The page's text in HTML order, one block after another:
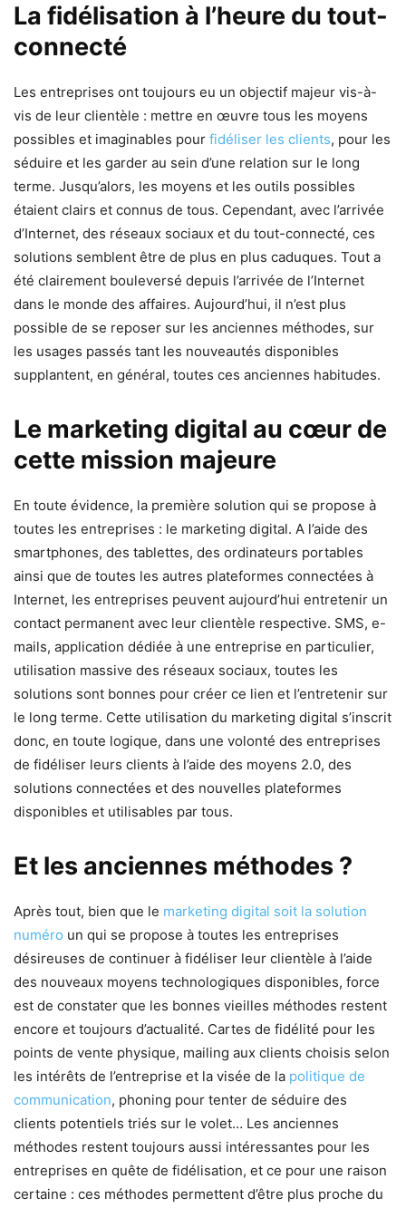
La fidélisation à l’heure du tout-
connecté
Les entreprises ont toujours eu un objectif majeur vis-à-
vis de leur clientèle : mettre en œuvre tous les moyens
possibles et imaginables pour fidéliser les clients, pour les
séduire et les garder au sein d’une relation sur le long
terme. Jusqu’alors, les moyens et les outils possibles
étaient clairs et connus de tous. Cependant, avec l’arrivée
d’Internet, des réseaux sociaux et du tout-connecté, ces
solutions semblent être de plus en plus caduques. Tout a
été clairement bouleversé depuis l’arrivée de l’Internet
dans le monde des affaires. Aujourd’hui, il n’est plus
possible de se reposer sur les anciennes méthodes, sur
les usages passés tant les nouveautés disponibles
supplantent, en général, toutes ces anciennes habitudes.
Le marketing digital au cœur de
cette mission majeure
En toute évidence, la première solution qui se propose à
toutes les entreprises : le marketing digital. A l’aide des
smartphones, des tablettes, des ordinateurs portables
ainsi que de toutes les autres plateformes connectées à
Internet, les entreprises peuvent aujourd’hui entretenir un
contact permanent avec leur clientèle respective. SMS, e-
mails, application dédiée à une entreprise en particulier,
utilisation massive des réseaux sociaux, toutes les
solutions sont bonnes pour créer ce lien et l’entretenir sur
le long terme. Cette utilisation du marketing digital s’inscrit
donc, en toute logique, dans une volonté des entreprises
de fidéliser leurs clients à l’aide des moyens 2.0, des
solutions connectées et des nouvelles plateformes
disponibles et utilisables par tous.
Et les anciennes méthodes ?
Après tout, bien que le marketing digital soit la solution
numéro un qui se propose à toutes les entreprises
désireuses de continuer à fidéliser leur clientèle à l’aide
des nouveaux moyens technologiques disponibles, force
est de constater que les bonnes vieilles méthodes restent
encore et toujours d’actualité. Cartes de fidélité pour les
points de vente physique, mailing aux clients choisis selon
les intérêts de l’entreprise et la visée de la politique de
communication, phoning pour tenter de séduire des
clients potentiels triés sur le volet… Les anciennes
méthodes restent toujours aussi intéressantes pour les
entreprises en quête de fidélisation, et ce pour une raison
certaine : ces méthodes permettent d’être plus proche du